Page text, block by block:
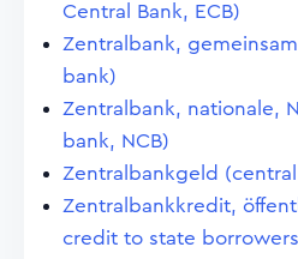
Central Bank, ECB)
Zentralbank,
bank)
Zentralbank, nationale,
bank, NCB)
Zentralbankgeld
Zentralbankkredit,
credit to state